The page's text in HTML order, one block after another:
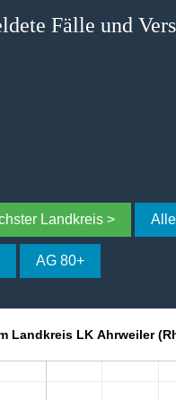
Fälle und
Landkreis >
AG 80+
Landkreis LK Ahrweiler